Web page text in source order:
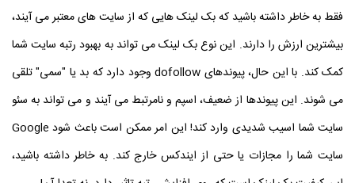
فقط به خاطر داشته باشید که بک لینک هایی که از سایت های معتبر می آیند،
بیشترین ارزش را دارند. این نوع بک لینک می تواند به بهبود رتبه سایت شما
کمک کند. با این حال، پیوندهای dofollow وجود دارد که بد یا "سمی" تلقی
می شوند. این پیوندها از ضعیف، اسپم و نامرتبط می آیند و می تواند به سئو
سایت شما اسیب شدیدی وارد کند! این امر ممکن است باعث شود Google
سایت شما را مجازات یا حتی از ایندکس خارج کند. به خاطر داشته باشید،